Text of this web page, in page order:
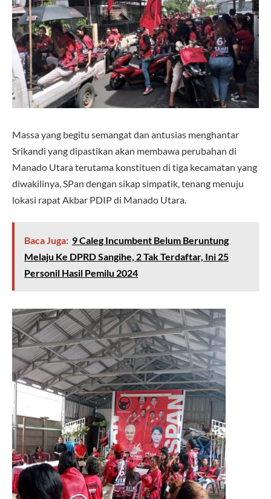
Massa yang begitu semangat dan antusias menghantar
Srikandi yang dipastikan akan membawa perubahan di
Manado Utara terutama konstituen di tiga kecamatan yang
diwakilinya, SPan dengan sikap simpatik, tenang menuju
lokasi rapat Akbar PDIP di Manado Utara.
Baca Juga: 9 Caleg Incumbent Belum Beruntung
Melaju Ke DPRD Sangihe, 2 Tak Terdaftar, Ini 25
Personil Hasil Pemilu 2024